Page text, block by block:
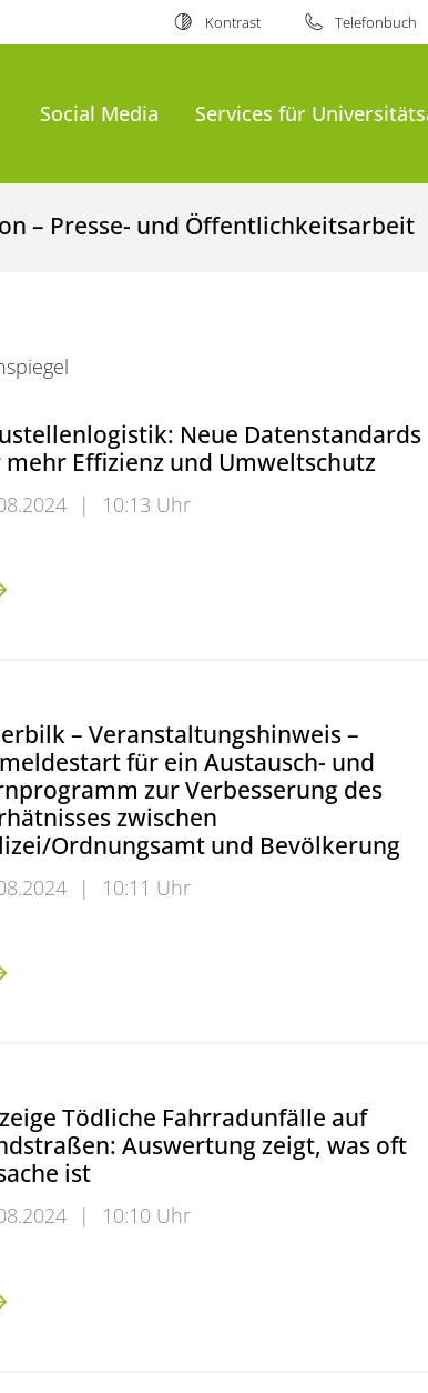
Kontrast Telefonbuch
Social Media Services für
– Presse- und Öffentlichkeitsarbeit
Neue Datenstandards
Effizienz und Umweltschutz
| 10:13 Uhr
Neue Datenstandards für mehr
– Veranstaltungshinweis –
für ein Austausch- und
zur Verbesserung des
zwischen
Ordnungsamt und Bevölkerung
| 10:11 Uhr
– Veranstaltungshinweis –
Tödliche Fahrradunfälle auf
Auswertung zeigt, was oft
ist
| 10:10 Uhr
Tödliche Fahrradunfälle auf